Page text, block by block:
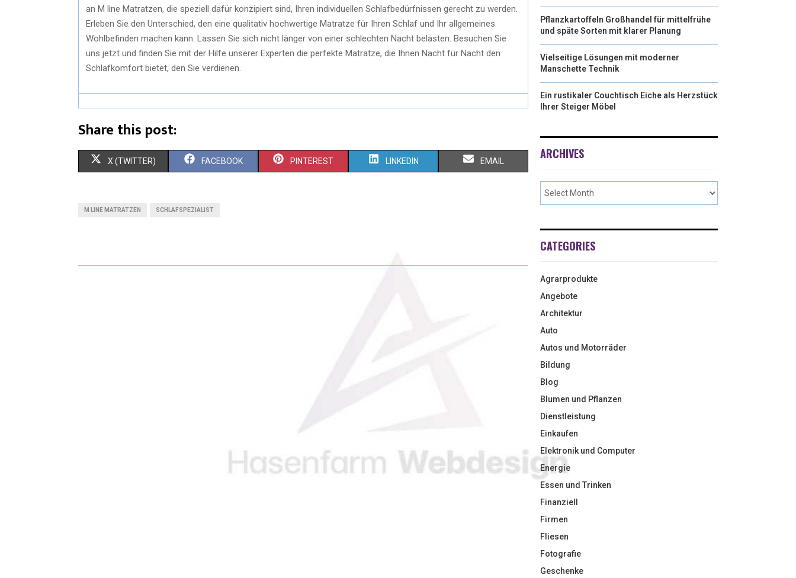
an M line Matratzen, die speziell dafür konzipiert sind, Ihren individuellen Schlafbedürfnissen gerecht zu werden.
Erleben Sie den Unterschied, den eine qualitativ hochwertige Matratze für Ihren Schlaf und Ihr allgemeines
Wohlbefinden machen kann. Lassen Sie sich nicht länger von einer schlechten Nacht belasten. Besuchen Sie
uns jetzt und finden Sie mit der Hilfe unserer Experten die perfekte Matratze, die Ihnen Nacht für Nacht den
Schlafkomfort bietet, den Sie verdienen.
Share this post:
X (TWITTER) FACEBOOK PINTEREST LINKEDIN EMAIL
M LINE MATRATZEN SCHLAFSPEZIALIST
Pflanzkartoffeln Großhandel für mittelfrühe
und späte Sorten mit klarer Planung
Vielseitige Lösungen mit moderner
Manschette Technik
Ein rustikaler Couchtisch Eiche als Herzstück
Ihrer Steiger Möbel
ARCHIVES
CATEGORIES
Agrarprodukte
Angebote
Architektur
Auto
Autos und Motorräder
Bildung
Blog
Blumen und Pflanzen
Dienstleistung
Einkaufen
Elektronik und Computer
Energie
Essen und Trinken
Finanziell
Firmen
Fliesen
Fotografie
Geschenke